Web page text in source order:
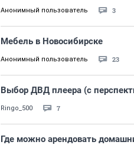
Анонимный пользователь 3
Мебель в Новосибирске
Анонимный пользователь 23
Выбор ДВД плеера (с
Ringo_500 7
Где можно арендовать